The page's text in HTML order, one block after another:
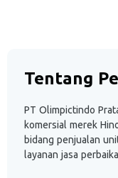
Tentang
PT Olimpictindo
komersial merek
bidang penjualan
layanan jasa